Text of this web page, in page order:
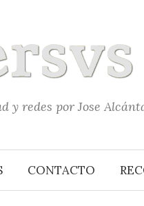
y redes por Jose
CONTACTO